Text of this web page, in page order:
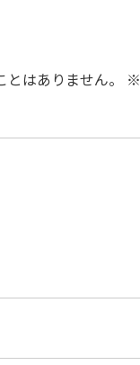
はありません。 ※